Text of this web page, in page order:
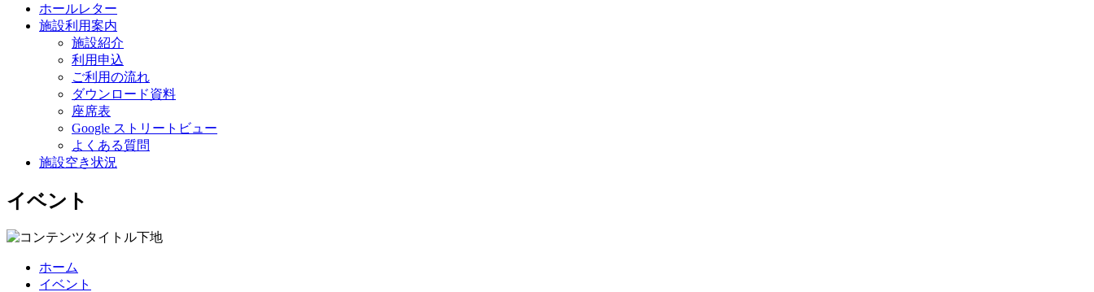
ホールレター
施設利用案内
施設紹介
利用申込
ご利用の流れ
ダウンロード資料
座席表
Google ストリートビュー
よくある質問
施設空き状況
イベント
ホーム
イベント